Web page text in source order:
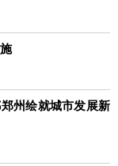
州绘就城市发展新